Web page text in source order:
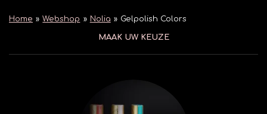
Home » Webshop » Nolia » Gelpolish Colors
MAAK UW KEUZE